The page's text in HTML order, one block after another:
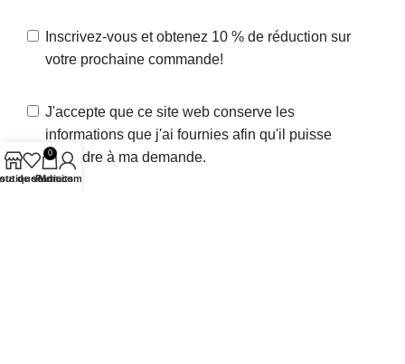
Inscrivez-vous et obtenez 10 % de réduction sur
votre prochaine commande!
J'accepte que ce site web conserve les
informations que j'ai fournies afin qu'il puisse
répondre à ma demande.
de souhaits
0
Panier
Mon compte